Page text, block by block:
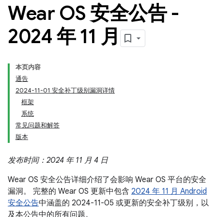
Wear OS 安全公告 -
2024 年 11 月
本页内容
通告
2024-11-01 安全补丁级别漏洞详情
框架
系统
常见问题和解答
版本
发布时间：2024 年 11 月 4 日
Wear OS 安全公告详细介绍了会影响 Wear OS 平台的安全
漏洞。 完整的 Wear OS 更新中包含 2024 年 11 月 Android
安全公告中涵盖的 2024-11-05 或更新的安全补丁级别，以
及本公告中的所有问题。